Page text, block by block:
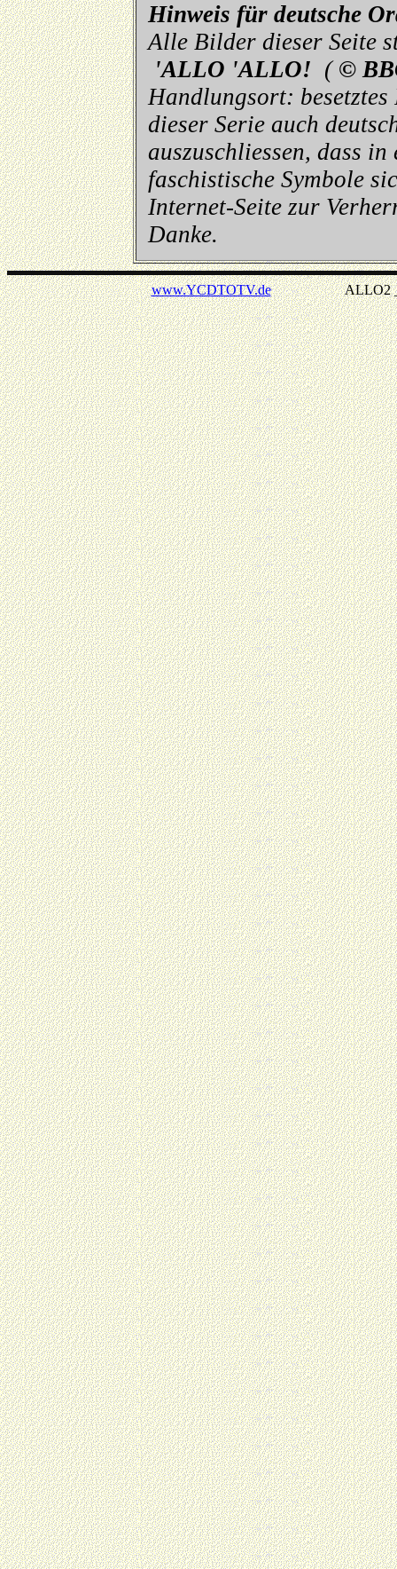
Hinweis für deutsche
Alle Bilder dieser Seite
'ALLO 'ALLO! ( ©
Handlungsort:
dieser Serie auch
auszuschliessen, dass in
faschistische Symbole
Internet-Seite zur
Danke.
www.YCDTOTV.deALLO2 _